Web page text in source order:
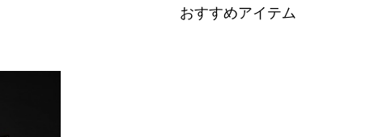
おすすめアイテム